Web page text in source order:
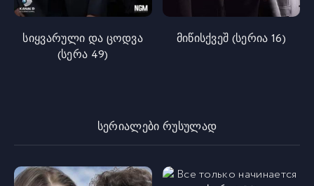
სიყვარული და ცოდვა
(სერა 49)
მიწისქვეშ (სერია 16)
სერიალები რუსულად